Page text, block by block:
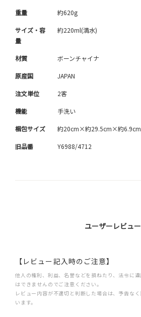
重量 約620g
サイズ・容
量
約220ml(満水)
材質 ボーンチャイナ
原産国 JAPAN
注文単位 2客
機能 手洗い
梱包サイズ 約20cm×約29.5cm×約6.9cm
旧品番 Y6988/4712
ユーザーレビュー
【レビュー記入時のご注意】
他人の権利、利益、名誉などを損ねたり、法令に
はできませんのでご注意ください。
レビュー内容が不適切と判断した場合は、予告な
います。